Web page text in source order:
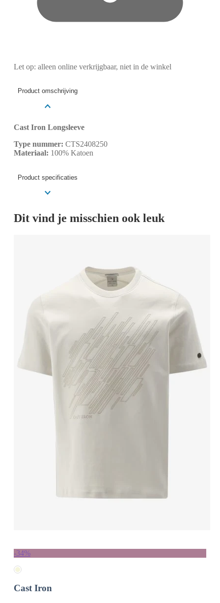
Let op: alleen online verkrijgbaar, niet in de winkel
Product omschrijving
Cast Iron Longsleeve
Type nummer: CTS2408250
Materiaal: 100% Katoen
Product specificaties
Dit vind je misschien ook leuk
-34%
Cast Iron